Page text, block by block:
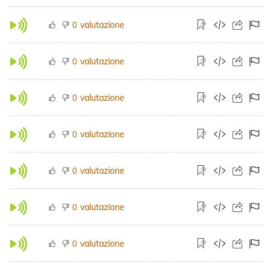
0 valutazione
0 valutazione
0 valutazione
0 valutazione
0 valutazione
0 valutazione
0 valutazione